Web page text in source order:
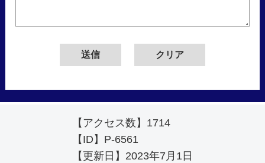
【アクセス数】 1714
【ID】 P-6561
【更新日】 2023年7月1日